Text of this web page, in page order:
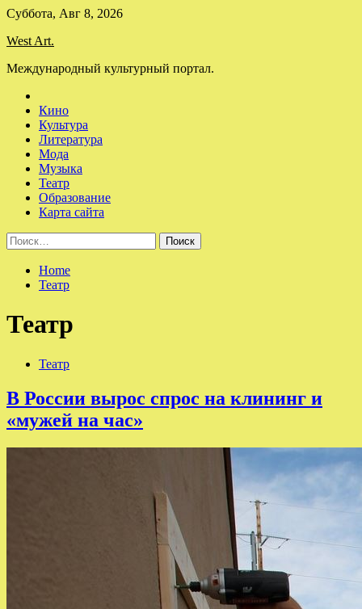
Skip
content
Суббота, Авг 8, 2026
West Art.
Международный культурный портал.
Кино
Культура
Литература
Мода
Музыка
Театр
Образование
Карта сайта
Найти:
Home
Театр
Театр
Театр
В России вырос спрос на клининг и
«мужей на час»